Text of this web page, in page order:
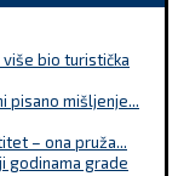
više bio turistička
pisano mišljenje...
– ona pruža...
godinama grade